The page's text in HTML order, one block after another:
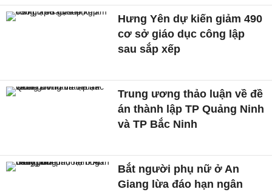
Hưng Yên dự kiến giảm 490
cơ sở giáo dục công lập
sau sắp xếp
Trung ương thảo luận về đề
án thành lập TP Quảng Ninh
và TP Bắc Ninh
Bắt người phụ nữ ở An
Giang lừa đáo hạn ngân